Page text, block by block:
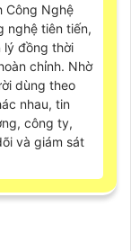
Công Nghệ
nghệ tiên tiến,
lý đồng thời
chỉnh. Nhờ
dùng theo
nhau, tin
công ty,
và giám sát